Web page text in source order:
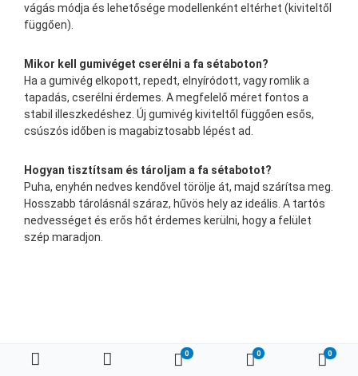
Kedvenc termékeim
0 Összehasonlítás
0 Kosár
0
vágás módja és lehetősége modellenként eltérhet (kiviteltől
függően).
Mikor kell gumivéget cserélni a fa sétaboton?
Ha a gumivég elkopott, repedt, elnyíródott, vagy romlik a
tapadás, cserélni érdemes. A megfelelő méret fontos a
stabil illeszkedéshez. Új gumivég kiviteltől függően esős,
csúszós időben is magabiztosabb lépést ad.
Hogyan tisztítsam és tároljam a fa sétabotot?
Puha, enyhén nedves kendővel törölje át, majd szárítsa meg.
Hosszabb tárolásnál száraz, hűvös hely az ideális. A tartós
nedvességet és erős hőt érdemes kerülni, hogy a felület
szép maradjon.